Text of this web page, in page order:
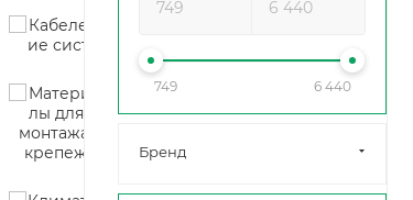
749 6 440
Бренд